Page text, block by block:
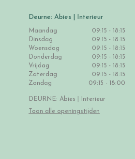
Deurne: Abies | Interieur
Maandag
09:15 - 18:15
Dinsdag
09:15 - 18:15
Woensdag
09:15 - 18:15
Donderdag
09:15 - 18:15
Vrijdag
09:15 - 18:15
Zaterdag
09:15 - 18:15
Zondag
09:15 - 18:00
DEURNE: Abies | Interieur
Toon alle openingstijden